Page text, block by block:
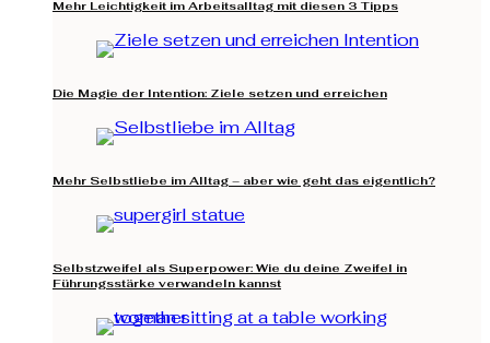
Mehr Leichtigkeit im Arbeitsalltag mit diesen 3 Tipps
Die Magie der Intention: Ziele setzen und erreichen
Mehr Selbstliebe im Alltag – aber wie geht das eigentlich?
Selbstzweifel als Superpower: Wie du deine Zweifel in
Führungsstärke verwandeln kannst